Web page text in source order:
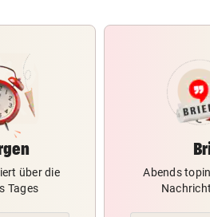
über die
Tages
Abends